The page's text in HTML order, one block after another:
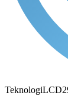
TeknologiLCD